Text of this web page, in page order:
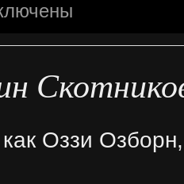
Оззи